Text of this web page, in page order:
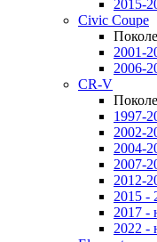
2015-
Civic Coupe
2001-
2006-
CR-V
1997-
2002-
2004-
2007-
2012-
2015 -
2017 -
2022 -